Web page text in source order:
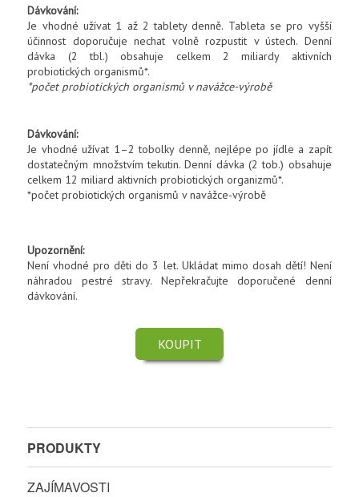
Dávkování:
Je vhodné užívat 1 až 2 tablety denně. Tableta se pro vyšší
účinnost doporučuje nechat volně rozpustit v ústech. Denní
dávka (2 tbl.) obsahuje celkem 2 miliardy aktivních
probiotických organismů*.
*počet probiotických organismů v navážce-výrobě
Dávkování:
Je vhodné užívat 1–2 tobolky denně, nejlépe po jídle a zapít
dostatečným množstvím tekutin. Denní dávka (2 tob.) obsahuje
celkem 12 miliard aktivních probiotických organizmů*.
*počet probiotických organismů v navážce-výrobě
Upozornění:
Není vhodné pro děti do 3 let. Ukládat mimo dosah dětí! Není
náhradou pestré stravy. Nepřekračujte doporučené denní
dávkování.
KOUPIT
PRODUKTY
ZAJÍMAVOSTI